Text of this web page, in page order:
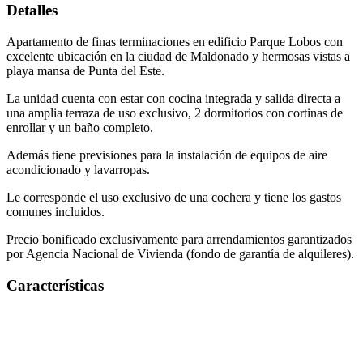
Detalles
Apartamento de finas terminaciones en edificio Parque Lobos con
excelente ubicación en la ciudad de Maldonado y hermosas vistas a
playa mansa de Punta del Este.
La unidad cuenta con estar con cocina integrada y salida directa a
una amplia terraza de uso exclusivo, 2 dormitorios con cortinas de
enrollar y un baño completo.
Además tiene previsiones para la instalación de equipos de aire
acondicionado y lavarropas.
Le corresponde el uso exclusivo de una cochera y tiene los gastos
comunes incluidos.
Precio bonificado exclusivamente para arrendamientos garantizados
por Agencia Nacional de Vivienda (fondo de garantía de alquileres).
Características